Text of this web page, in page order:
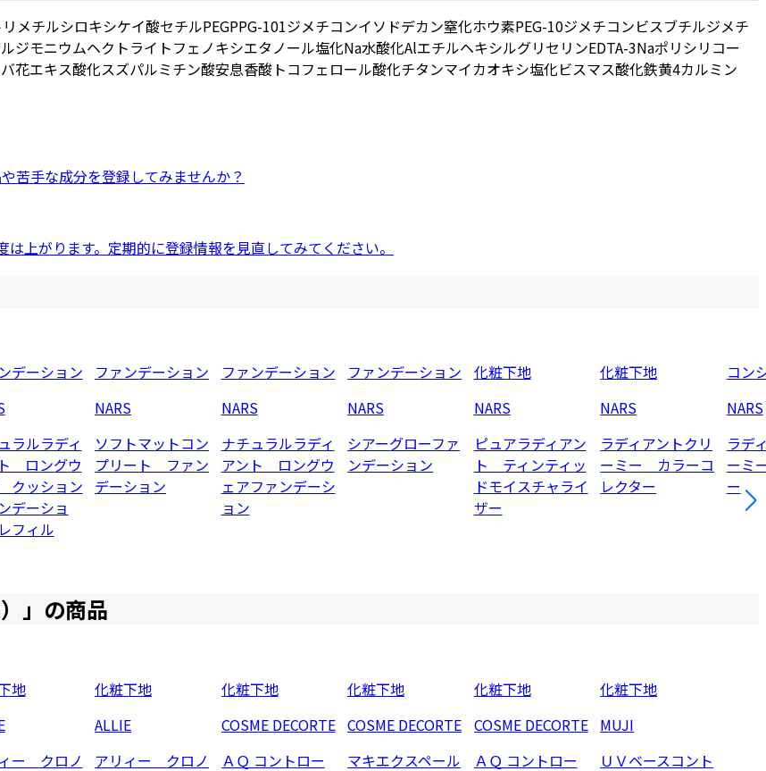
リメチルシロキシケイ酸セチルPEGPPG-101ジメチコンイソドデカン窒化ホウ素PEG-10ジメチコンビスブチルジメチ
ジモニウムヘクトライトフェノキシエタノール塩化Na水酸化AlエチルヘキシルグリセリンEDTA-3Naポリシリコー
花エキス酸化スズパルミチン酸安息香酸 トコフェロール酸化チタンマイカオキシ塩化ビスマス酸化鉄黄4カルミン
や苦手な成分を登録してみませんか？
上がります。定期的に登録情報を見直してみてください。
デーション
ラルラディ
ロングウ
クッション
デーショ
フィル
ファンデーション
NARS
ソフトマットコン
プリート ファン
デーション
ファンデーション
NARS
ナチュラルラディ
アント ロングウ
ェアファンデーシ
ョン
ファンデーション
NARS
シアーグローファ
ンデーション
化粧下地
NARS
ピュアラディアン
ト ティンティッ
ドモイスチャライ
ザー
化粧下地
NARS
ラディアントクリ
ーミー カラーコ
レクター
コン
NARS
ラデ
ーミ
ー
」の商品
地
ー クロノ
化粧下地
ALLIE
アリィー クロノ
化粧下地
COSME DECORTE
ＡＱ コントロー
化粧下地
COSME DECORTE
マキエクスペール
化粧下地
COSME DECORTE
ＡＱ コントロー
化粧下地
MUJI
ＵＶベースコント